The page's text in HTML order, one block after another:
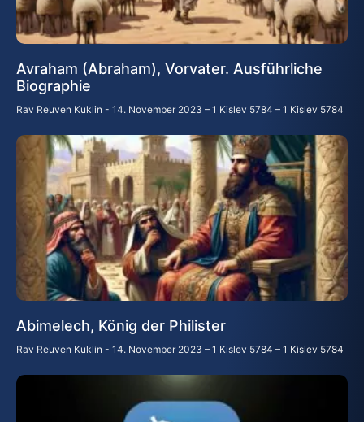
Avraham (Abraham), Vorvater. Ausführliche
Biographie
Rav Reuven Kuklin 14. November 2023 – 1 Kislev 5784 – 1 Kislev 5784
Abimelech, König der Philister
Rav Reuven Kuklin 14. November 2023 – 1 Kislev 5784 – 1 Kislev 5784